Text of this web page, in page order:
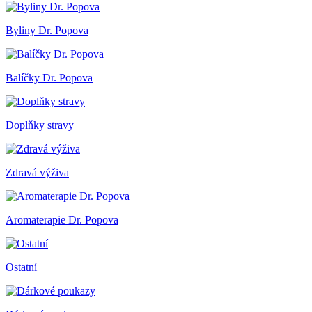
Byliny Dr. Popova
Balíčky Dr. Popova
Doplňky stravy
Zdravá výživa
Aromaterapie Dr. Popova
Ostatní